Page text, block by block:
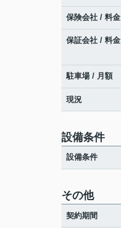
保険会社 / 料金
保証会社 / 料金
駐車場 / 月額
現況
設備条件
設備条件
その他
契約期間